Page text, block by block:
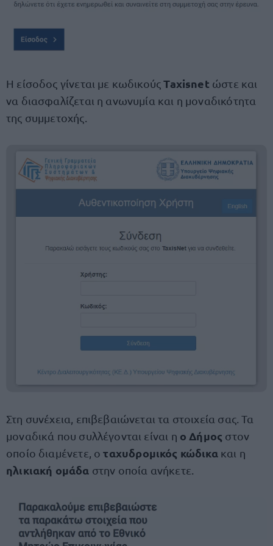
Η είσοδος γίνεται με κωδικούςTaxisnet ώστε και
να διασφαλίζεται η ανωνυμία και η μοναδικότητα
της συμμετοχής.
Στη συνέχεια, επιβεβαιώνεται τα στοιχεία σας. Τα
μοναδικά που συλλέγονται είναι η ο Δήμος στον
οποίο διαμένετε, οταχυδρομικός κώδικακαι η
ηλικιακή ομάδα στην οποία ανήκετε.